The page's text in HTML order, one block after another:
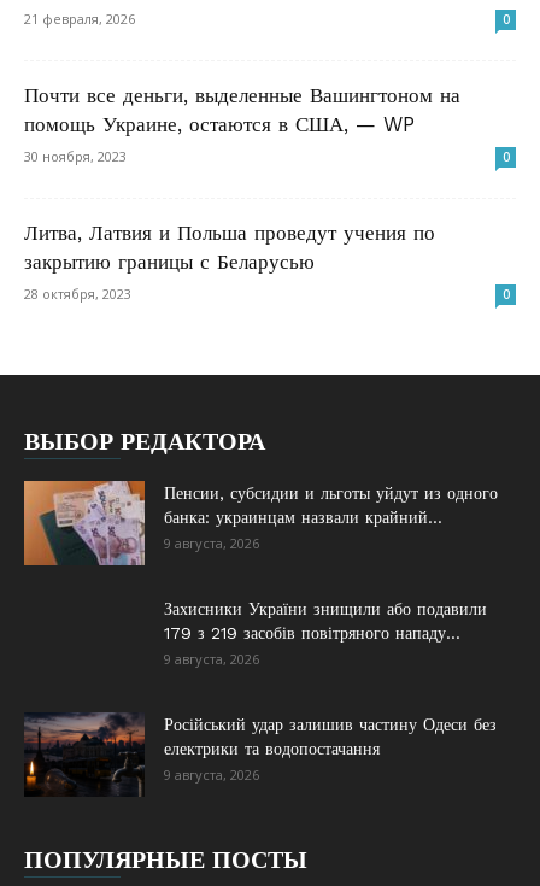
21 февраля, 2026 0
Почти все деньги, выделенные Вашингтоном на
помощь Украине, остаются в США, — WP
30 ноября, 2023 0
Литва, Латвия и Польша проведут учения по
закрытию границы с Беларусью
28 октября, 2023 0
ВЫБОР РЕДАКТОРА
Пенсии, субсидии и льготы уйдут из одного
банка: украинцам назвали крайний...
9 августа, 2026
Захисники України знищили або подавили
179 з 219 засобів повітряного нападу...
9 августа, 2026
Російський удар залишив частину Одеси без
електрики та водопостачання
9 августа, 2026
ПОПУЛЯРНЫЕ ПОСТЫ